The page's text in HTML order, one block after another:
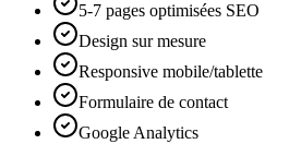
5-7 pages optimisées SEO
Design sur mesure
Responsive mobile/tablette
Formulaire de contact
Google Analytics